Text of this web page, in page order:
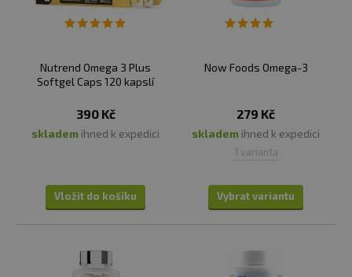
Nutrend Omega 3 Plus
Softgel Caps 120 kapslí
390 Kč
skladem ihned k expedici
Vložit do košíku
Now Foods Omega-3
279 Kč
skladem ihned k expedici
1 varianta
Vybrat variantu